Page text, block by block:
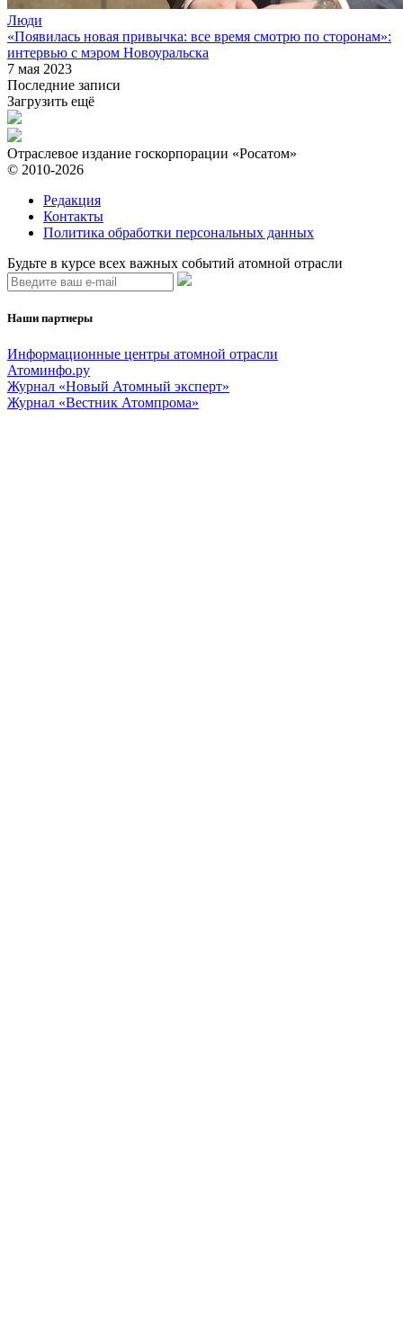
Люди
«Появилась новая привычка: все время смотрю по сторонам»:
интервью с мэром Новоуральска
7 мая 2023
Последние записи
Загрузить ещё
Отраслевое издание госкорпорации «Росатом»
© 2010-2026
Редакция
Контакты
Политика обработки персональных данных
Будьте в курсе всех важных событий атомной отрасли
Наши партнеры
Информационные центры атомной отрасли
Атоминфо.ру
Журнал «Новый Атомный эксперт»
Журнал «Вестник Атомпрома»